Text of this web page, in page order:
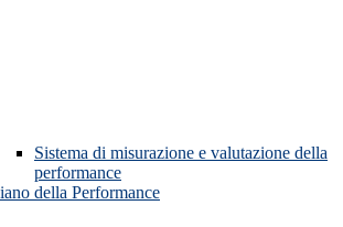
Sistema di misurazione e valutazione della
performance
della Performance